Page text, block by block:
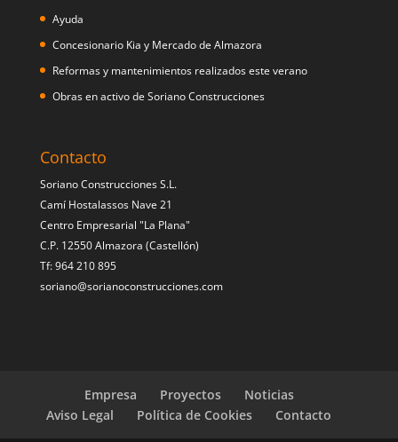
Ayuda
Concesionario Kia y Mercado de Almazora
Reformas y mantenimientos realizados este verano
Obras en activo de Soriano Construcciones
Contacto
Soriano Construcciones S.L.
Camí Hostalassos Nave 21
Centro Empresarial "La Plana"
C.P. 12550 Almazora (Castellón)
Tf: 964 210 895
soriano@sorianoconstrucciones.com
Empresa Proyectos
Noticias
Aviso Legal
Política de Cookies Contacto